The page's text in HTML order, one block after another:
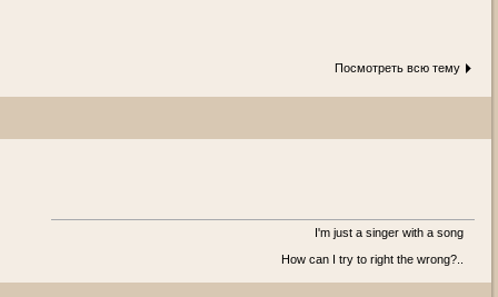
Посмотреть всю тему
I'm just a singer with a song
How can I try to right the wrong?..